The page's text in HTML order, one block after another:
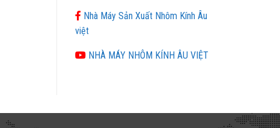
Nhà Máy Sản Xuất Nhôm Kính Âu
việt
NHÀ MÁY NHÔM KÍNH ÂU VIỆT